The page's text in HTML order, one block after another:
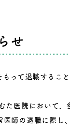
せ
って退職すること
た医院において
師の退職に際し